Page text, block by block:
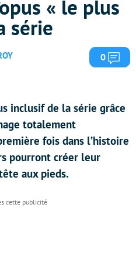
« le plus
série
0
inclusif de la série grâce
totalement
fois dans l’histoire
pourront créer leur
aux pieds.